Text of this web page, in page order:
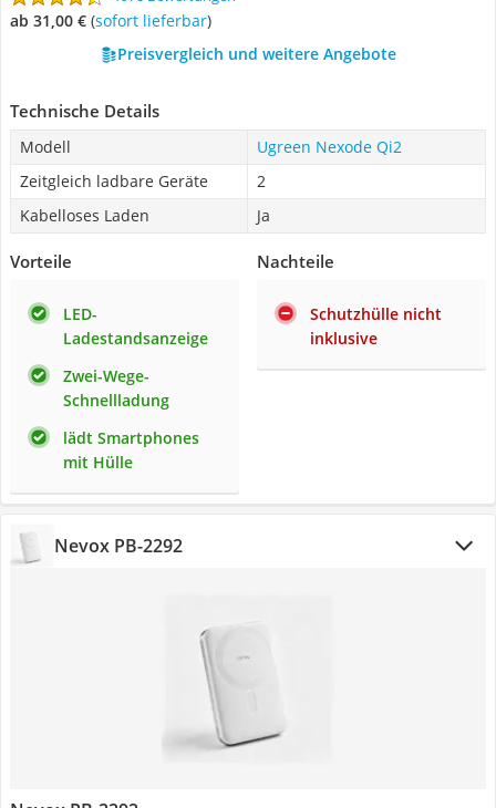
ab 31,00 € ( Sofort lieferbar)
Preisvergleich und weitere Angebote
Technische Details
Modell
Ugreen Nexode Qi2
Zeitgleich ladbare Geräte
2
Kabelloses Laden
Ja
Vorteile
LED-
Ladestandsanzeige
Zwei-Wege-
Schnellladung
lädt Smartphones
mit Hülle
Nachteile
Schutzhülle nicht
inklusive
Nevox PB-2292